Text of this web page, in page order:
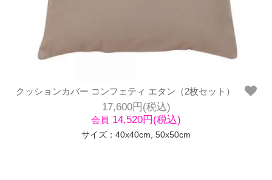
クッションカバー コンフェティ エタン（2枚セット）
17,600円(税込)
会員 14,520円(税込)
サイズ：40x40cm, 50x50cm